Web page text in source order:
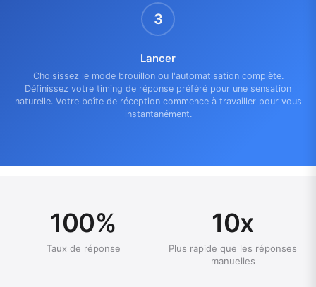
3
Lancer
Choisissez le mode brouillon ou l'automatisation complète.
Définissez votre timing de réponse préféré pour une sensation
naturelle. Votre boîte de réception commence à travailler pour vous
instantanément.
100%
Taux de réponse
10x
Plus rapide que les réponses
manuelles